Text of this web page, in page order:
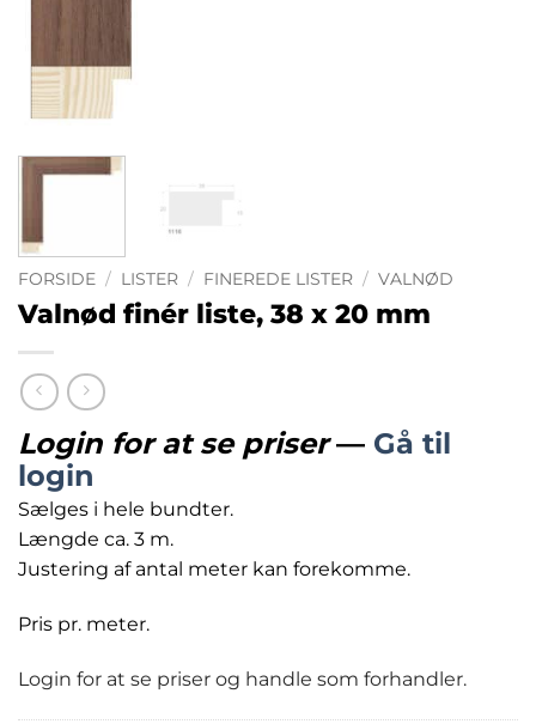
FORSIDE / LISTER / FINEREDE LISTER / VALNØD
Valnød finér liste, 38 x 20 mm
Login for at se priser— Gå til
login
Sælges i hele bundter.
Længde ca. 3 m.
Justering af antal meter kan forekomme.
Pris pr. meter.
Login for at se priser og handle som forhandler.